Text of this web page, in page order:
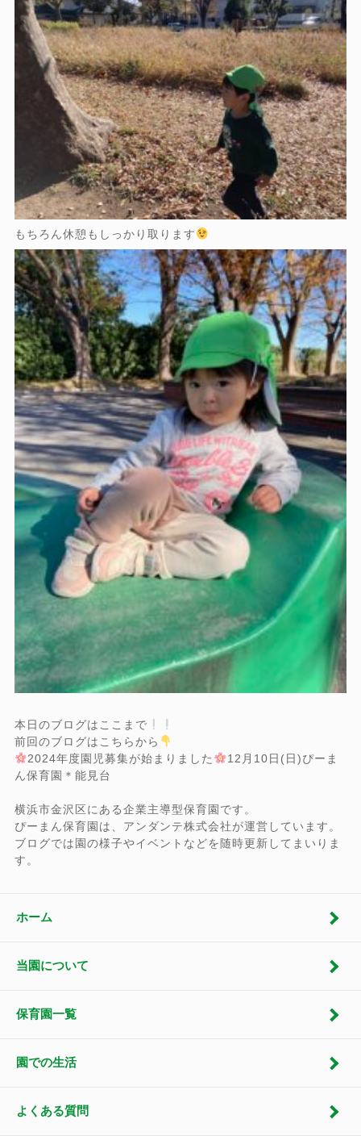
もちろん休憩もしっかり取ります
本日のブログはここまで
前回のブログはこちらから
2024年度園児募集が始まりました
12月10日(日)ぴーま
ん保育園＊能見台
横浜市金沢区にある企業主導型保育園です。
ぴーまん保育園は、アンダンテ株式会社が運営しています。
ブログでは園の様子やイベントなどを随時更新してまいりま
す。
ホーム
当園について
保育園一覧
園での生活
よくある質問